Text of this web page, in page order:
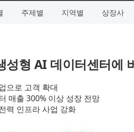
주제별 지역별 상장사
성형 AI 데이터센터에
으로 고객 확대
매출 300% 이상 성장 전망
력 인프라 사업 강화